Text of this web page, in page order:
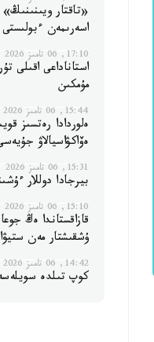
«تاقتار
اسەرىمەن ءبولىستى
17:10, 06 تامىز 2026
استاناداعى اقىلى
مۇمكىن
15:44, 06 تامىز 2026
ەلوردادا رەتسىز
ەۆاكۋاسيالاۋ
15:31, 06 تامىز 2026
بيرجادا دوللار
15:10, 06 تامىز 2026
قازاقستاندا ەڭ
ۇشقىشتار مەن
14:42, 06 تامىز 2026
كوپ تىلدە